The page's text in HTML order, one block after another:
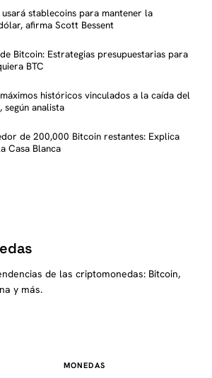
usará stablecoins para mantener la
afirma Scott Bessent
Bitcoin: Estrategias presupuestarias para
BTC
históricos vinculados a la caída del
analista
de 200,000 Bitcoin restantes: Explica
Casa Blanca
de las criptomonedas: Bitcoin,
y más.
MONEDAS